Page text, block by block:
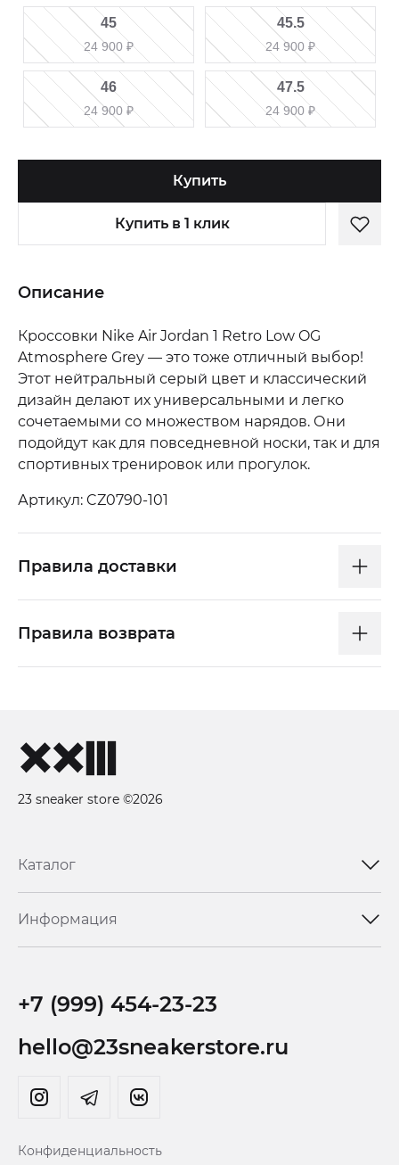
45
24 900 ₽
45.5
24 900 ₽
46
24 900 ₽
47.5
24 900 ₽
Купить
Купить в 1 клик
Описание
Кроссовки Nike Air Jordan 1 Retro Low OG
Atmosphere Grey — это тоже отличный выбор!
Этот нейтральный серый цвет и классический
дизайн делают их универсальными и легко
сочетаемыми со множеством нарядов. Они
подойдут как для повседневной носки, так и для
спортивных тренировок или прогулок.
Артикул: CZ0790-101
Правила доставки
Правила возврата
23 sneaker store ©2026
Каталог
Информация
+7 (999) 454-23-23
hello@23sneakerstore.ru
Конфиденциальность